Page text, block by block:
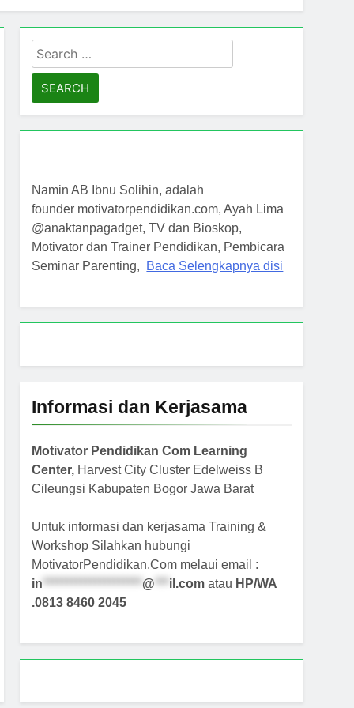
Anak Tanpa Gadget, TV, dan Bioskop
Tanpa Gadget, TV, dan Bioskop
Search
for:
Namin AB Ibnu Solihin, adalah
founder motivatorpendidikan.com, Ayah Lima
@anaktanpagadget, TV dan Bioskop,
Motivator dan Trainer Pendidikan, Pembicara
Seminar Parenting, Baca Selengkapnya disi
Informasi dan Kerjasama
Motivator Pendidikan Com Learning
Center, Harvest City Cluster Edelweiss B
Cileungsi Kabupaten Bogor Jawa Barat
Untuk informasi dan kerjasama Training &
Workshop Silahkan hubungi
MotivatorPendidikan.Com melaui email :
in ********************* @ *** il.com atau HP/WA
.0813 8460 2045